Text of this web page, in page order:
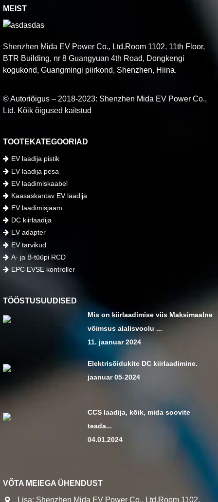
MEIST
Shenzhen Mida EV Power Co., Ltd.Room 1102, 11th Floor,
BTR Building, nr 8 Guangyuan 4th Road, Dongkengi
kogukond, Guangmingi piirkond, Shenzhen, Hiina.
© Autoriõigus – 2018-2023: Shenzhen Mida EV Power Co.,
Ltd. Kõik õigused kaitstud
TOOTEKATEGOORIAD
EV laadija pistik
EV laadija pesa
EV laadimiskaabel
Kaasaskantav EV laadija
EV laadimisjaam
DC kiirlaadija
EV adapter
EV tarvikud
A- ja B-tüüpi RCD
EPC EVSE kontroller
TÖÖSTUSUUDISED
Mis on kiirlaadimise viis Maksimaalne
võimsus alalisvoolu ...
11. jaanuar 2024
Elektrisõidukite DC kiirlaadimine.
jaanuar 05-2024
CCS laadija, kõik, mida soovite
teada...
04.01.2024
VÕTA MEIEGA ÜHENDUST
Lisa: Shenzhen Mida EV Power Co., Ltd.Room 1102,